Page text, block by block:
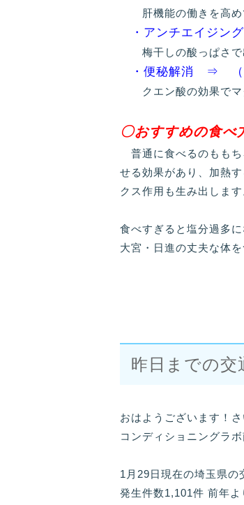
肝機能の働きを高め
・アンチエイジ
梅干しの酸っぱさで
・便秘解消 ⇒ （
クエン酸の効果でマ
〇おすすめの食べ
普通に食べるのももち
せる効果があり、加熱
クス作用も生み出します
食べすぎると塩分過多
大宮・日進の丈夫な体
昨日までの交
おはようございます！
コンディショニングラ
1月29日現在の埼玉県の
発生件数1,101件 前年よ